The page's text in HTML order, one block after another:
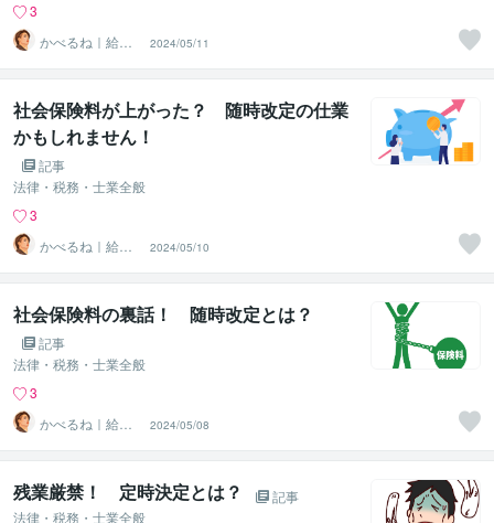
3
かべるね｜給与
計算代行（相談
可・安心）
2024/05/11
社会保険料が上がった？ 随時改定の仕業
かもしれません！
記事
法律・税務・士業全般
3
かべるね｜給与
計算代行（相談
可・安心）
2024/05/10
社会保険料の裏話！ 随時改定とは？
記事
法律・税務・士業全般
3
かべるね｜給与
計算代行（相談
可・安心）
2024/05/08
残業厳禁！ 定時決定とは？
記事
法律・税務・士業全般